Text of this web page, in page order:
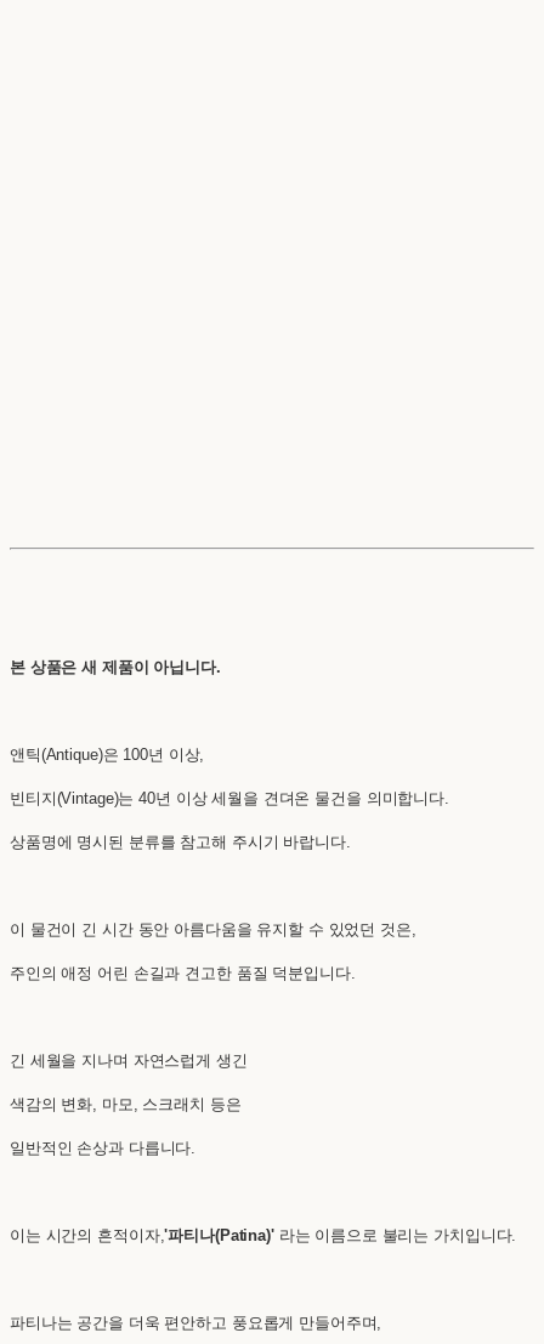
본 상품은 새 제품이 아닙니다.
앤틱(Antique)은 100년 이상,
빈티지(Vintage)는 40년 이상 세월을 견뎌온 물건을 의미합니다.
상품명에 명시된 분류를 참고해 주시기 바랍니다.
이 물건이 긴 시간 동안 아름다움을 유지할 수 있었던 것은,
주인의 애정 어린 손길과 견고한 품질 덕분입니다.
긴 세월을 지나며 자연스럽게 생긴
색감의 변화, 마모, 스크래치 등은
일반적인 손상과 다릅니다.
이는 시간의 흔적이자,'파티나(Patina)'라는 이름으로 불리는 가치입니다.
파티나는 공간을 더욱 편안하고 풍요롭게 만들어주며,